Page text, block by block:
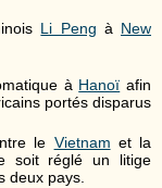
Li Peng à New
à Hanoï afin
portés disparus
le Vietnam et la
soit réglé un litige
deux pays.